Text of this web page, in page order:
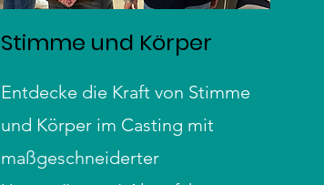
Stimme und Körper
Entdecke die Kraft von Stimme
und Körper im Casting mit
maßgeschneiderter